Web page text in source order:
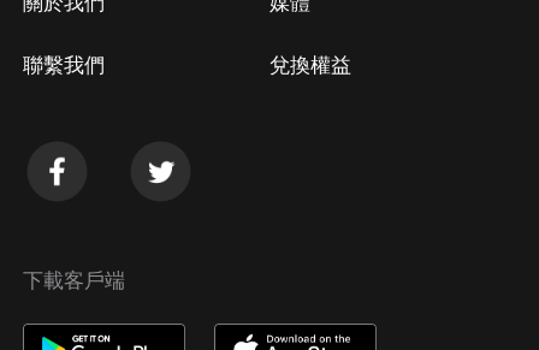
聯繫我們 兌換權益
下載客戶端